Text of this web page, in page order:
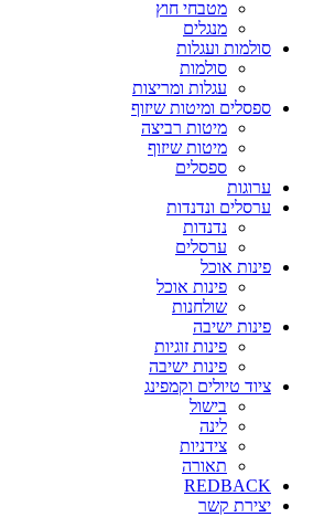
מטבחי חוץ
מנגלים
סולמות ועגלות
סולמות
עגלות ומריצות
ספסלים ומיטות שיזוף
מיטות רביצה
מיטות שיזוף
ספסלים
ערוגות
ערסלים ונדנדות
נדנדות
ערסלים
פינות אוכל
פינות אוכל
שולחנות
פינות ישיבה
פינות זוגיות
פינות ישיבה
ציוד טיולים וקמפינג
בישול
לינה
צידניות
תאורה
REDBACK
יצירת קשר